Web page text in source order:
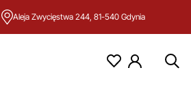
Aleja Zwycięstwa 244, 81-540 Gdynia